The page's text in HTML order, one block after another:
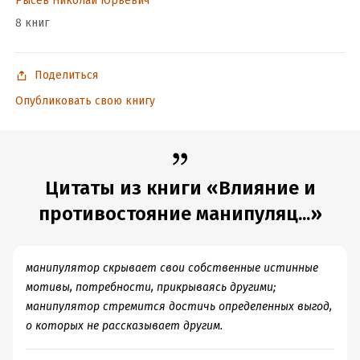
противодействия – разве это не касается нас с вами?
Дата написания:
Объем:351409
8 книг
Поделиться
Опубликовать свою книгу
Цитаты из книги «Влияние и
противостояние манипуляц...»
манипулятор скрывает свои собственные истинные
мотивы, потребности, прикрываясь другими;
манипулятор стремится достичь определенных выгод,
о которых не рассказывает другим.